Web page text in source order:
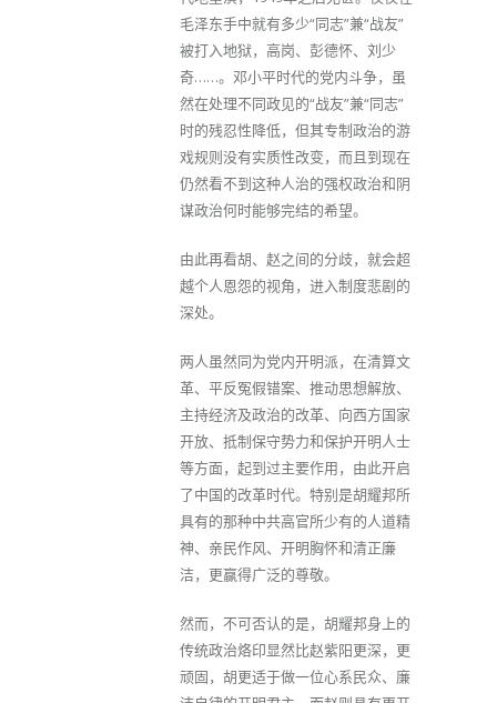
毛泽东手中就有多少“同志”兼“战友”
被打入地狱，高岗、彭德怀、刘少
奇……。邓小平时代的党内斗争，虽
然在处理不同政见的“战友”兼“同志”
时的残忍性降低，但其专制政治的游
戏规则没有实质性改变，而且到现在
仍然看不到这种人治的强权政治和阴
谋政治何时能够完结的希望。
由此再看胡、赵之间的分歧，就会超
越个人恩怨的视角，进入制度悲剧的
深处。
两人虽然同为党内开明派，在清算文
革、平反冤假错案、推动思想解放、
主持经济及政治的改革、向西方国家
开放、抵制保守势力和保护开明人士
等方面，起到过主要作用，由此开启
了中国的改革时代。特别是胡耀邦所
具有的那种中共高官所少有的人道精
神、亲民作风、开明胸怀和清正廉
洁，更赢得广泛的尊敬。
然而，不可否认的是，胡耀邦身上的
传统政治烙印显然比赵紫阳更深，更
顽固，胡更适于做一位心系民众、廉